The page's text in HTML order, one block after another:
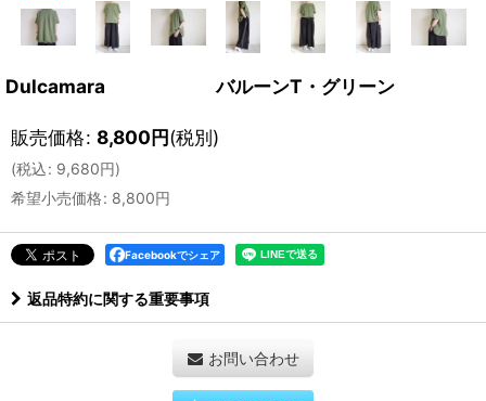
Dulcamara バルーンT・グリーン
販売価格: 8,800円(税別)
(税込: 9,680円)
希望小売価格: 8,800円
Facebookでシェア
返品特約に関する重要事項
お問い合わせ